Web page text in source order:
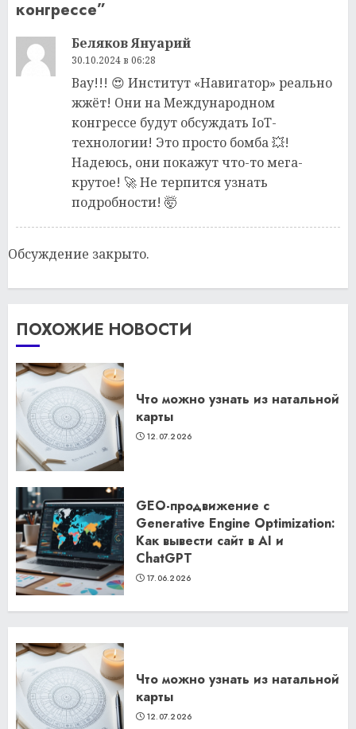
конгрессе”
Беляков Януарий
30.10.2024 в 06:28
Вау!!! 😍 Институт «Навигатор» реально
жжёт! Они на Международном
конгрессе будут обсуждать IoT-
технологии! Это просто бомба 💥!
Надеюсь, они покажут что-то мега-
крутое! 🚀 Не терпится узнать
подробности! 🤯
Обсуждение закрыто.
ПОХОЖИЕ НОВОСТИ
Что можно узнать из натальной
карты
12.07.2026
GEO-продвижение с
Generative Engine Optimization:
Как вывести сайт в AI и
ChatGPT
17.06.2026
Что можно узнать из натальной
карты
12.07.2026